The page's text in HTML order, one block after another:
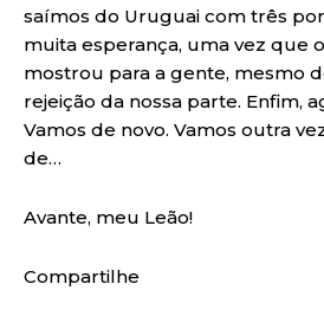
saímos do Uruguai com três
muita esperança, uma vez que
mostrou para a gente, mesmo
rejeição da nossa parte. Enfim,
Vamos de novo. Vamos outra
de…
Avante, meu Leão!
Compartilhe